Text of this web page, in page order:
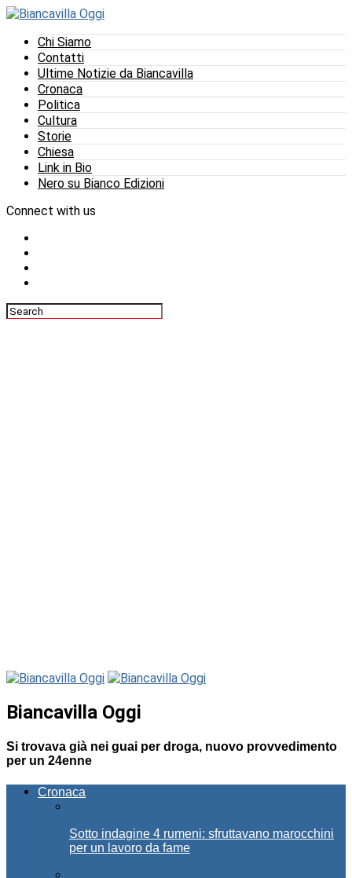
Chi Siamo
Contatti
Ultime Notizie da Biancavilla
Cronaca
Politica
Cultura
Storie
Chiesa
Link in Bio
Nero su Bianco Edizioni
Connect with us
Biancavilla Oggi
Si trovava già nei guai per droga, nuovo provvedimento
per un 24enne
Cronaca
Sotto indagine 4 rumeni: sfruttavano marocchini
per un lavoro da fame